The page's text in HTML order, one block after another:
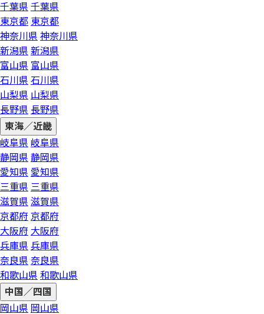
千葉県 千葉県
東京都 東京都
神奈川県 神奈川県
新潟県 新潟県
富山県 富山県
石川県 石川県
山梨県 山梨県
長野県 長野県
東海／近畿
岐阜県 岐阜県
静岡県 静岡県
愛知県 愛知県
三重県 三重県
滋賀県 滋賀県
京都府 京都府
大阪府 大阪府
兵庫県 兵庫県
奈良県 奈良県
和歌山県 和歌山県
中国／四国
岡山県 岡山県